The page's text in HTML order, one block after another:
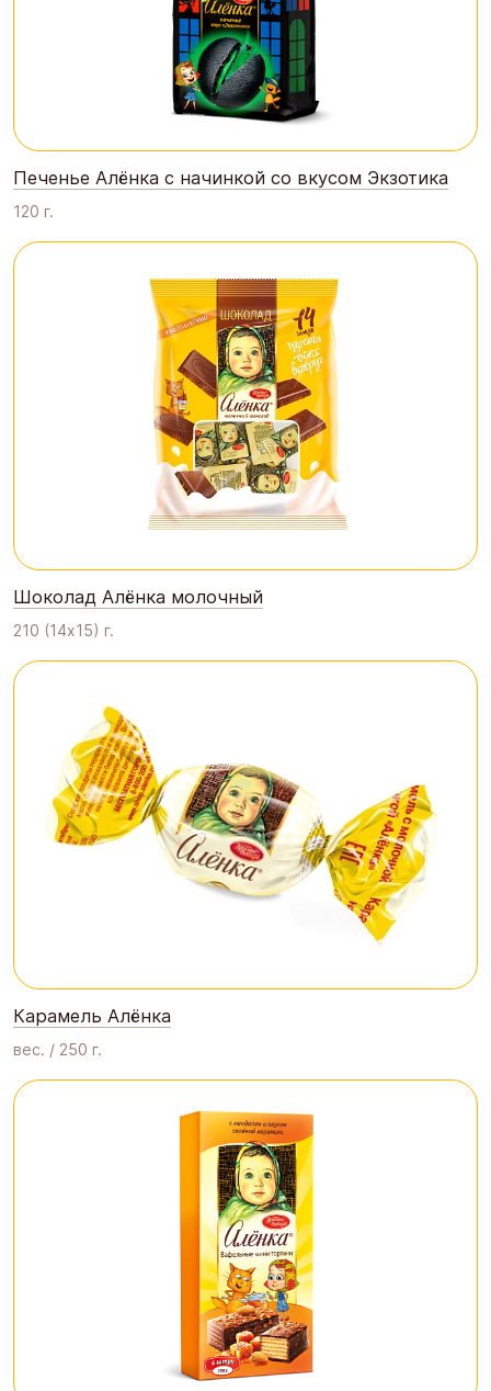
Печенье Алёнка с начинкой со вкусом Экзотика
120 г.
Шоколад Алёнка молочный
210 (14х15) г.
Карамель Алёнка
вес. / 250 г.